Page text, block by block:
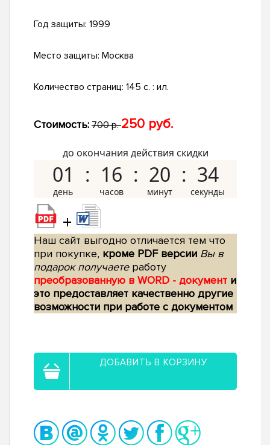
Год защиты: 1999
Место защиты: Москва
Количество страниц: 145 с. : ил.
Стоимость: 700 р.250 руб.
до окончания действия скидки
01 16 20 33
+
Наш сайт выгодно отличается тем что
при покупке, кроме PDF версии Вы в
подарок получаетеработу
преобразованную в WORD - документ и
это предоставляет качественно другие
возможности при работе с документом
ДОБАВИТЬ В КОРЗИНУ